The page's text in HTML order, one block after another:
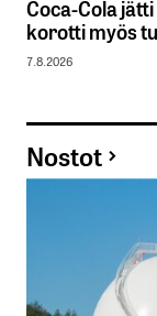
Coca-Cola
korotti myös
7.8.2026
Nostot